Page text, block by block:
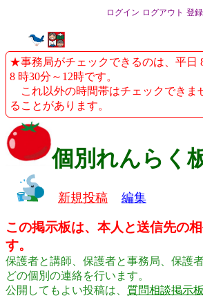
ログイン ログアウト 登録
★事務局がチェックできるのは、平
8 時30分～12時です。
これ以外の時間帯はチェックできま
ることがあります。
個別れんらく
新規投稿 編集
この掲示板は、本人と送信先の
す。
保護者と講師、保護者と事務局、保護
どの個別の連絡を行います。
公開してもよい投稿は、 質問相談掲示板